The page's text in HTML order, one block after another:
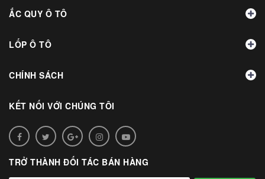
ẮC QUY Ô TÔ
LỐP Ô TÔ
CHÍNH SÁCH
KẾT NỐI VỚI CHÚNG TÔI
TRỞ THÀNH ĐỐI TÁC BÁN HÀNG